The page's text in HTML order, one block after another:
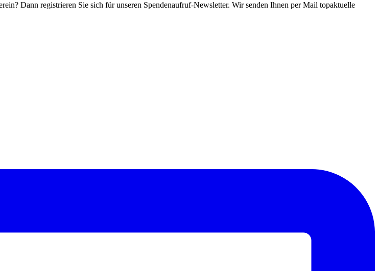
Dann registrieren Sie sich für unseren Spendenaufruf-Newsletter. Wir senden Ihnen per Mail topaktuelle